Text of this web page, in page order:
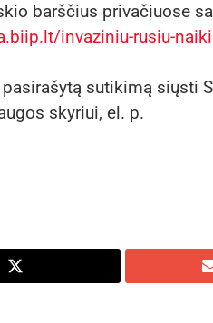
barščius privačiuose
invaziniu-rusiu-
sutikimą siųsti
skyriui, el. p.